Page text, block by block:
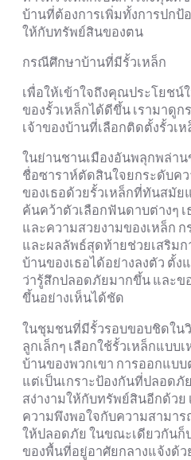
บ้านที่ต้องการเพิ่มทั้งการปกป้
ให้กับทรัพย์สินของตน
กรณีศึกษาบ้านที่มีรั้วเหล็ก
เพื่อให้เข้าใจถึงคุณประโยชน์
ของรั้วเหล็กได้ดีขึ้น เรามาดู
เจ้าของบ้านที่เลือกติดตั้งรั้วเ
ในย่านชานเมืองอันพลุกพล่าน
ชื่อซาราห์ตัดสินใจยกระดับค
ของเธอด้วยรั้วเหล็กที่ทันสมัย
ค้นคว้าตัวเลือกฟันดาบต่างๆ
และความสวยงามของเหล็ก
และผลลัพธ์สุดท้ายช่วยเสริม
บ้านของเธอได้อย่างลงตัว ตั้
ว่ารู้สึกปลอดภัยมากขึ้น และข
ขึ้นอย่างเห็นได้ชัด
ในชุมชนที่มีรั้วรอบขอบชิดใน
ลูกเล็กๆ เลือกใช้รั้วเหล็กแบ
บ้านของพวกเขา การออกแบ
แต่เป็นเกราะป้องกันที่ปลอดภั
สง่างามให้กับทรัพย์สินอีกด้วย
ความพึงพอใจกับความสามาร
ให้ปลอดภัย ในขณะเดียวกันก็
ของพื้นที่อยู่อาศัยกลางแจ้งด้ว